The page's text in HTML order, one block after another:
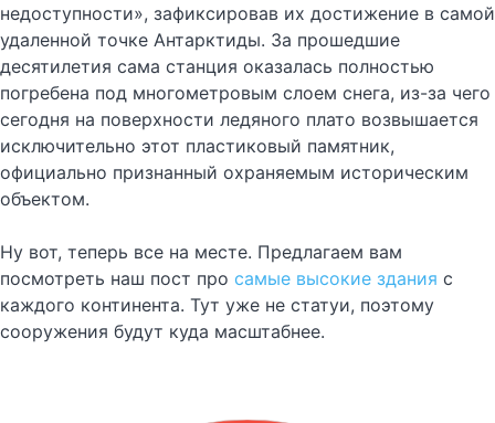
недоступности», зафиксировав их достижение в самой
удаленной точке Антарктиды. За прошедшие
десятилетия сама станция оказалась полностью
погребена под многометровым слоем снега, из-за чего
сегодня на поверхности ледяного плато возвышается
исключительно этот пластиковый памятник,
официально признанный охраняемым историческим
объектом.
Ну вот, теперь все на месте. Предлагаем вам
посмотреть наш пост про самые высокие здания с
каждого континента. Тут уже не статуи, поэтому
сооружения будут куда масштабнее.